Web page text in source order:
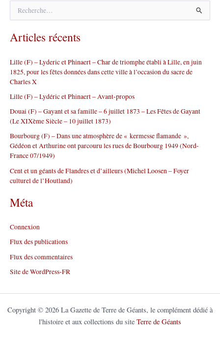
h
e
c
h
e
r
:
Articles récents
Lille (F) – Lyderic et Phinaert – Char de triomphe établi à Lille, en juin
1825, pour les fêtes données dans cette ville à l’occasion du sacre de
Charles X
Lille (F) – Lydéric et Phinaert – Avant-propos
Douai (F) – Gayant et sa famille – 6 juillet 1873 – Les Fêtes de Gayant
(Le XIXème Siècle – 10 juillet 1873)
Bourbourg (F) – Dans une atmosphère de « kermesse flamande »,
Gédéon et Arthurine ont parcouru les rues de Bourbourg 1949 (Nord-
France 07/1949)
Cent et un géants de Flandres et d’ailleurs (Michel Loosen – Foyer
culturel de l’Houtland)
Méta
Connexion
Flux des publications
Flux des commentaires
Site de WordPress-FR
Copyright © 2026 La Gazette de Terre de Géants, le complément dédié à
l'histoire et aux collections du site Terre de Géants